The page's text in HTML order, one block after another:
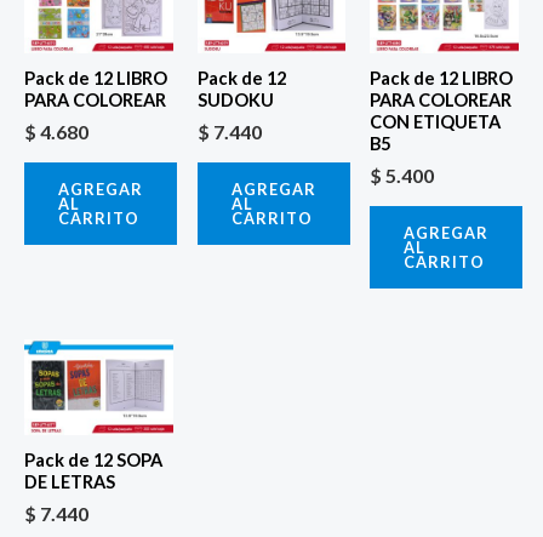
Pack de 12 LIBRO
PARA COLOREAR
$ 4.680
AGREGAR
AL
CARRITO
Pack de 12
SUDOKU
$ 7.440
AGREGAR
AL
CARRITO
Pack de 12 LIBRO
PARA COLOREAR
CON ETIQUETA
B5
$ 5.400
AGREGAR
AL
CARRITO
Pack de 12 SOPA
DE LETRAS
$ 7.440